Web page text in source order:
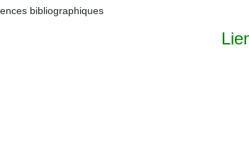
bibliographiques